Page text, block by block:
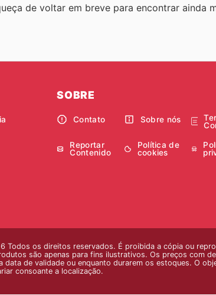
de voltar em breve para encontrar ainda
SOBRE
Contato Sobre nós
Reportar
Contenido
Política de
cookies
Todos os direitos reservados. É proibida a cópia ou
são apenas para fins ilustrativos. Os preços com
data de validade ou enquanto durarem os estoques. O
consoante a localização.